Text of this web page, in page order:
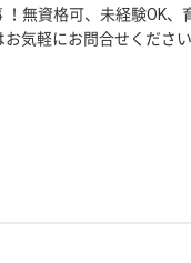
！無資格可、未経験OK、
お気軽にお問合せくださ